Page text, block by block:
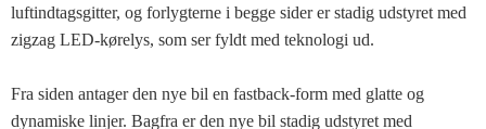
luftindtagsgitter, og forlygterne i begge sider er stadig udstyret med
zigzag LED-kørelys, som ser fyldt med teknologi ud.
Fra siden antager den nye bil en fastback-form med glatte og
dynamiske linjer. Bagfra er den nye bil stadig udstyret med